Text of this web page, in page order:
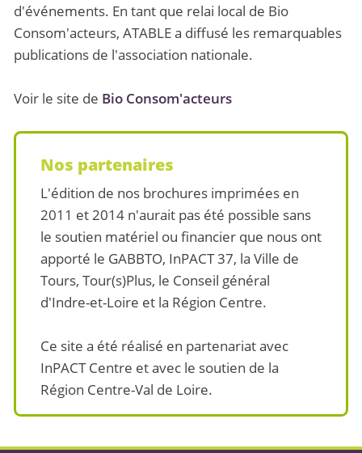
d'événements. En tant que relai local de Bio
Consom'acteurs, ATABLE a diffusé les remarquables
publications de l'association nationale.
Voir le site de Bio Consom'acteurs
Nos partenaires
L'édition de nos brochures imprimées en
2011 et 2014 n'aurait pas été possible sans
le soutien matériel ou financier que nous ont
apporté le GABBTO, InPACT 37, la Ville de
Tours, Tour(s)Plus, le Conseil général
d'Indre-et-Loire et la Région Centre.
Ce site a été réalisé en partenariat avec
InPACT Centre et avec le soutien de la
Région Centre-Val de Loire.